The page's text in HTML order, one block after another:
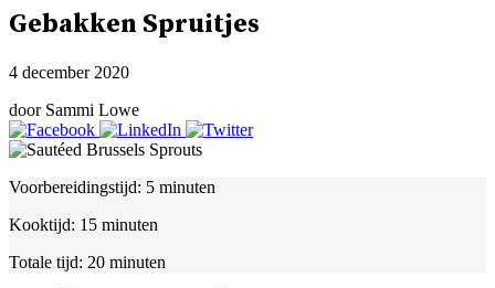
Gebakken Spruitjes
4 december 2020
door Sammi Lowe
Voorbereidingstijd: 5 minuten
Kooktijd: 15 minuten
Totale tijd: 20 minuten